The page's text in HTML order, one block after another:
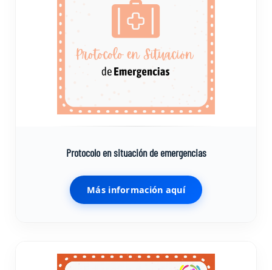
Protocolo en situación de emergencias
Más información aquí